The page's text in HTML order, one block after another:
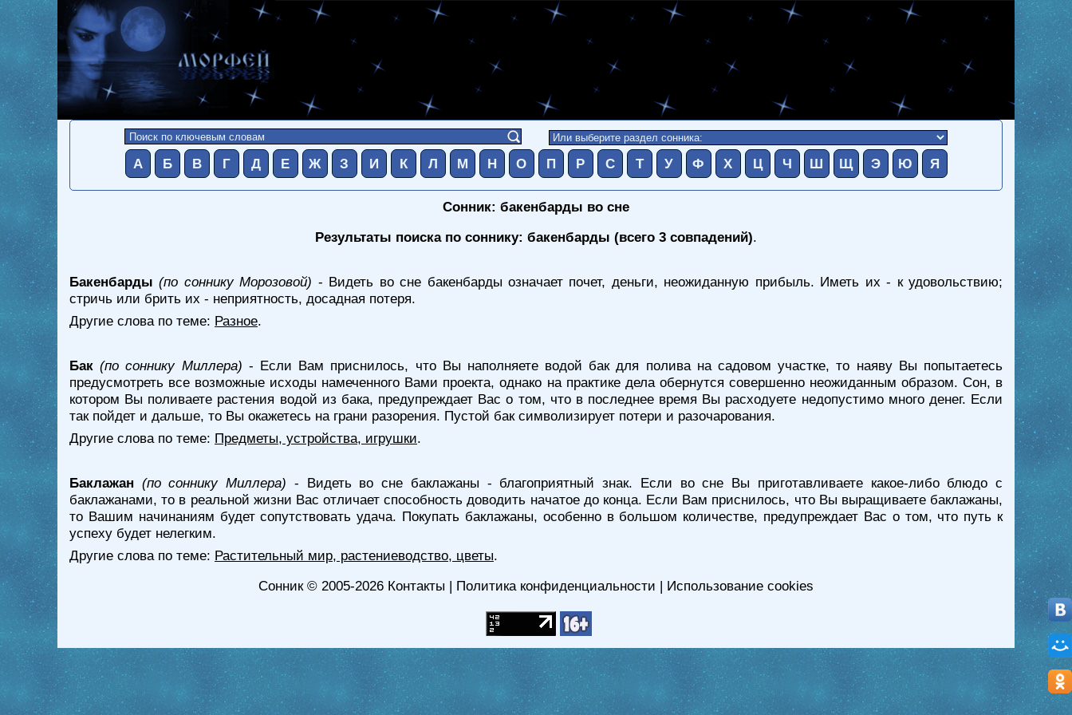
А Б В Г Д Е Ж З И К Л М Н О П Р С Т У Ф Х Ц Ч Ш Щ Э Ю Я
Сонник: бакенбарды во сне
Результаты поиска по соннику: бакенбарды (всего 3 совпадений).
Бакенбарды (по соннику Морозовой) - Видеть во сне бакенбарды означает почет, деньги, неожиданную прибыль. Иметь их - к удовольствию;
стричь или брить их - неприятность, досадная потеря.
Другие слова по теме: Разное.
Бак (по соннику Миллера) - Если Вам приснилось, что Вы наполняете водой бак для полива на садовом участке, то наяву Вы попытаетесь
предусмотреть все возможные исходы намеченного Вами проекта, однако на практике дела обернутся совершенно неожиданным образом. Сон, в
котором Вы поливаете растения водой из бака, предупреждает Вас о том, что в последнее время Вы расходуете недопустимо много денег. Если
так пойдет и дальше, то Вы окажетесь на грани разорения. Пустой бак символизирует потери и разочарования.
Другие слова по теме: Предметы, устройства, игрушки.
Баклажан (по соннику Миллера) - Видеть во сне баклажаны - благоприятный знак. Если во сне Вы приготавливаете какое-либо блюдо с
баклажанами, то в реальной жизни Вас отличает способность доводить начатое до конца. Если Вам приснилось, что Вы выращиваете баклажаны,
то Вашим начинаниям будет сопутствовать удача. Покупать баклажаны, особенно в большом количестве, предупреждает Вас о том, что путь к
успеху будет нелегким.
Другие слова по теме: Растительный мир, растениеводство, цветы.
Сонник© 2005-2026 Контакты | Политика конфиденциальности | Использование cookies